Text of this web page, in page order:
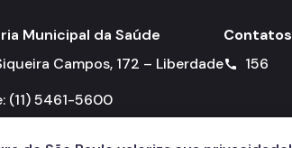
Municipal da Saúde
Campos, 172 – Liberdade
(11) 5461-5600
Contatos
call 156